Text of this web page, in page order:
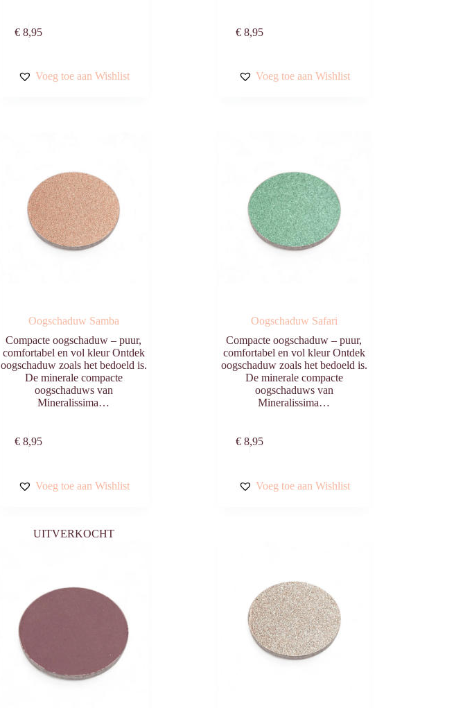
€ 8,95
Voeg toe aan Wishlist
€8,95
Voeg toe aan Wishlist
Oogschaduw Samba
Compacte oogschaduw – puur,
comfortabel en vol kleur Ontdek
oogschaduw zoals het bedoeld is.
De minerale compacte
oogschaduws van
Mineralissima…
€ 8,95
Voeg toe aan Wishlist
Oogschaduw Safari
Compacte oogschaduw – puur,
comfortabel en vol kleur Ontdek
oogschaduw zoals het bedoeld is.
De minerale compacte
oogschaduws van
Mineralissima…
€8,95
Voeg toe aan Wishlist
UITVERKOCHT